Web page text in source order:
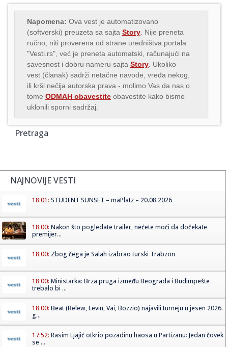
Napomena: Ova vest je automatizovano
(softverski) preuzeta sa sajta Story . Nije preneta
ručno, niti proverena od strane uredništva portala
"Vesti.rs", već je preneta automatski, računajući na
savesnost i dobru nameru sajta Story . Ukoliko
vest (članak) sadrži netačne navode, vređa nekog,
ili krši nečija autorska prava - molimo Vas da nas o
tome ODMAH obavestite obavestite kako bismo
uklonili sporni sadržaj.
Pretraga
NAJNOVIJE VESTI
18:01: STUDENT SUNSET – maPlatz – 20.08.2026
18:00: Nakon što pogledate trailer, nećete moći da dočekate
premijer...
18:00: Zbog čega je Salah izabrao turski Trabzon
18:00: Ministarka: Brza pruga između Beograda i Budimpešte
trebalo bi ...
18:00: Beat (Belew, Levin, Vai, Bozzio) najavili turneju u jesen 2026.
g...
17:52: Rasim Ljajić otkrio pozadinu haosa u Partizanu: Jedan čovek
se ...